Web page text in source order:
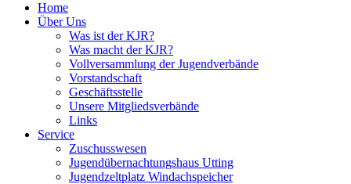
Home
Über Uns
Was ist der KJR?
Was macht der KJR?
Vollversammlung der Jugendverbände
Vorstandschaft
Geschäftsstelle
Unsere Mitgliedsverbände
Links
Service
Zuschusswesen
Jugendübernachtungshaus Utting
Jugendzeltplatz Windachspeicher